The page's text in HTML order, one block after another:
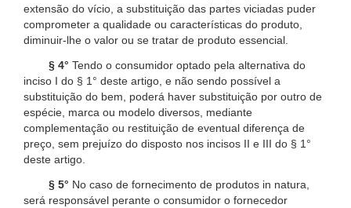
extensão do vício, a substituição das partes viciadas puder
comprometer a qualidade ou características do produto,
diminuir-lhe o valor ou se tratar de produto essencial.
§ 4° Tendo o consumidor optado pela alternativa do
inciso I do § 1° deste artigo, e não sendo possível a
substituição do bem, poderá haver substituição por outro de
espécie, marca ou modelo diversos, mediante
complementação ou restituição de eventual diferença de
preço, sem prejuízo do disposto nos incisos II e III do § 1°
deste artigo.
§ 5° No caso de fornecimento de produtos in natura,
será responsável perante o consumidor o fornecedor